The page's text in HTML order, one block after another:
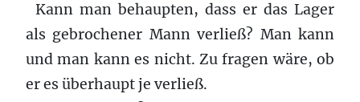
Kann man behaupten, dass er das Lager
als gebrochener Mann verließ? Man kann
und man kann es nicht. Zu fragen wäre, ob
er es überhaupt je verließ.